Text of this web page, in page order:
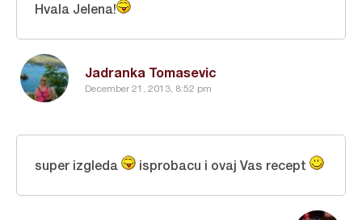
Jadranka Tomasevic
December 21, 2013, 8:52 pm
Hvala Jelena!
super izgleda isprobacu i ovaj Vas recept